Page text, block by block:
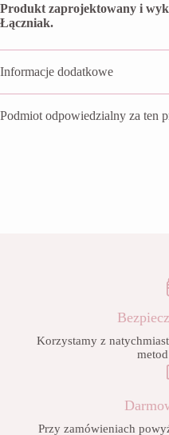
Produkt zaprojektowany i
Łączniak.
Informacje dodatkowe
Podmiot odpowiedzialny za ten
Korzystamy z
Przy zamówieniach